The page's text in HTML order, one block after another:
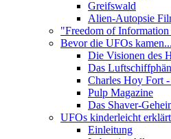
Greifswald
Alien-Autopsie
"Freedom of
Bevor die UFOs kamen...
Die Visionen des
Das
Charles Hoy Fort
Pulp Magazine
Das Shaver-
UFOs kinderleicht erklärt
Einleitung